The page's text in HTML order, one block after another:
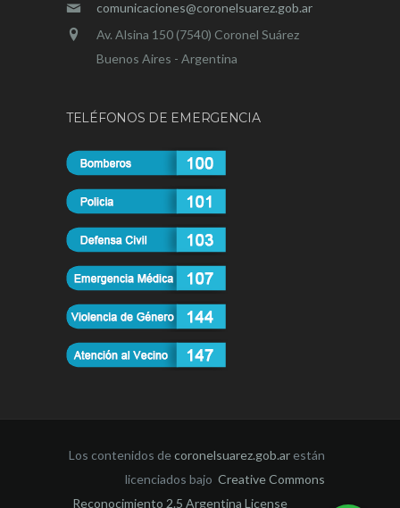
comunicaciones@coronelsuarez.gob.ar
Av. Alsina 150 (7540) Coronel Suárez
Buenos Aires - Argentina
TELÉFONOS DE EMERGENCIA
Los contenidos decoronelsuarez.gob.ar están
licenciados bajo Creative Commons
Reconocimiento 2.5 Argentina License